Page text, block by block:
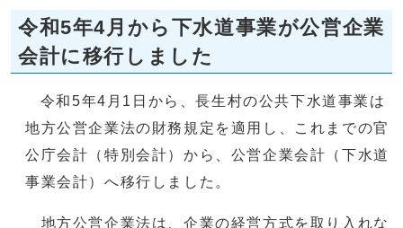
令和5年4月から下水道事業が公営企業
会計に移行しました
令和5年4月1日から、長生村の公共下水道事業は
地方公営企業法の財務規定を適用し、これまでの官
公庁会計（特別会計）から、公営企業会計（下水道
事業会計）へ移行しました。
地方公営企業法は、企業の経営方式を取り入れな